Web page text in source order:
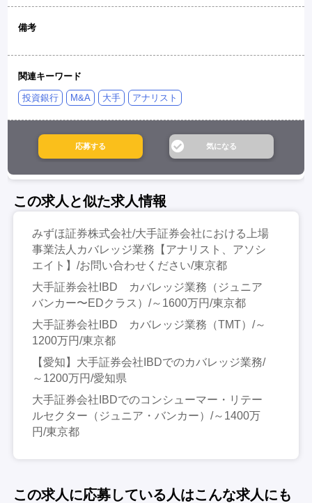
備考
関連キーワード
投資銀行 M&A 大手 アナリスト
この求人と似た求人情報
みずほ証券株式会社/大手証券会社における上場
事業法人カバレッジ業務【アナリスト、アソシ
エイト】/お問い合わせください/東京都
大手証券会社IBD カバレッジ業務（ジュニア
バンカー〜EDクラス）/～1600万円/東京都
大手証券会社IBD カバレッジ業務（TMT）/～
1200万円/東京都
【愛知】大手証券会社IBDでのカバレッジ業務/
～1200万円/愛知県
大手証券会社IBDでのコンシューマー・リテー
ルセクター（ジュニア・バンカー）/～1400万
円/東京都
この求人に応募している人はこんな求人にも